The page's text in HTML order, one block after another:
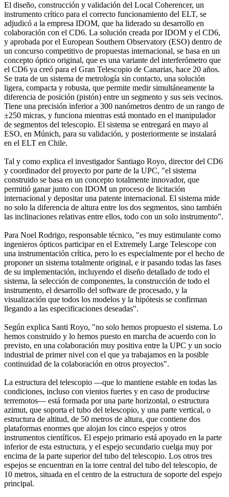
El diseño, construcción y validación del Local Coherencer, un
instrumento crítico para el correcto funcionamiento del ELT, se
adjudicó a la empresa IDOM, que ha liderado su desarrollo en
colaboración con el CD6. La solución creada por IDOM y el CD6,
y aprobada por el European Southern Observatory (ESO) dentro de
un concurso competitivo de propuestas internacional, se basa en un
concepto óptico original, que es una variante del interferómetro que
el CD6 ya creó para el Gran Telescopio de Canarias, hace 20 años.
Se trata de un sistema de metrología sin contacto, una solución
ligera, compacta y robusta, que permite medir simultáneamente la
diferencia de posición (pistón) entre un segmento y sus seis vecinos.
Tiene una precisión inferior a 300 nanómetros dentro de un rango de
±250 micras, y funciona mientras está montado en el manipulador
de segmentos del telescopio. El sistema se entregará en mayo al
ESO, en Múnich, para su validación, y posteriormente se instalará
en el ELT en Chile.
Tal y como explica el investigador Santiago Royo, director del CD6
y coordinador del proyecto por parte de la UPC, "el sistema
construido se basa en un concepto totalmente innovador, que
permitió ganar junto con IDOM un proceso de licitación
internacional y depositar una patente internacional. El sistema mide
no solo la diferencia de altura entre los dos segmentos, sino también
las inclinaciones relativas entre ellos, todo con un solo instrumento".
Para Noel Rodrigo, responsable técnico, "es muy estimulante como
ingenieros ópticos participar en el Extremely Large Telescope con
una instrumentación crítica, pero lo es especialmente por el hecho de
proponer un sistema totalmente original, e ir pasando todas las fases
de su implementación, incluyendo el diseño detallado de todo el
sistema, la selección de componentes, la construcción de todo el
instrumento, el desarrollo del software de procesado, y la
visualización que todos los modelos y la hipótesis se confirman
llegando a las especificaciones deseadas".
Según explica Santi Royo, "no solo hemos propuesto el sistema. Lo
hemos construido y lo hemos puesto en marcha de acuerdo con lo
previsto, en una colaboración muy positiva entre la UPC y un socio
industrial de primer nivel con el que ya trabajamos en la posible
continuidad de la colaboración en otros proyectos".
La estructura del telescopio —que lo mantiene estable en todas las
condiciones, incluso con vientos fuertes y en caso de producirse
terremotos— está formada por una parte horizontal, o estructura
azimut, que soporta el tubo del telescopio, y una parte vertical, o
estructura de altitud, de 50 metros de altura, que contiene dos
plataformas enormes que alojan los cinco espejos y otros
instrumentos científicos. El espejo primario está apoyado en la parte
inferior de esta estructura, y el espejo secundario cuelga muy por
encima de la parte superior del tubo del telescopio. Los otros tres
espejos se encuentran en la torre central del tubo del telescopio, de
10 metros, situada en el centro de la estructura de soporte del espejo
principal.